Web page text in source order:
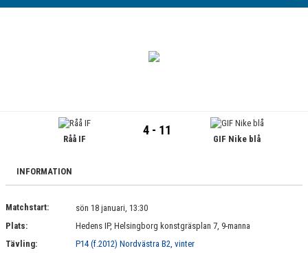
BILDGALLERI
KONTAKT
Råå IF
4 - 11
GIF Nike blå
INFORMATION
Matchstart:
sön 18 januari, 13:30
Plats:
Hedens IP, Helsingborg konstgräsplan 7, 9-manna
Tävling:
P14 (f.2012) Nordvästra B2, vinter